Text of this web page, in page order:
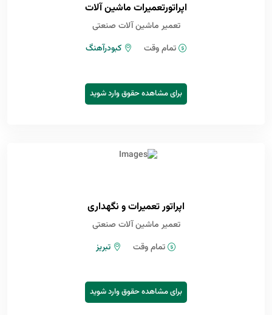
اپراتورتعمیرات ماشین آلات
تعمیر ماشین آلات صنعتی
تمام وقت
کبودرآهنگ
برای مشاهده حقوق وارد شوید
اپراتور تعمیرات و نگهداری
تعمیر ماشین آلات صنعتی
تمام وقت
تبریز
برای مشاهده حقوق وارد شوید